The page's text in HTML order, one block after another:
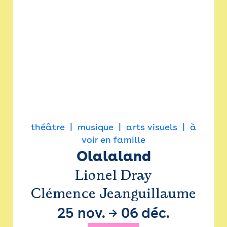
théâtre musique arts visuels
à
voir en famille
Olalaland
Lionel Dray
Clémence Jeanguillaume
25 nov. → 06 déc.